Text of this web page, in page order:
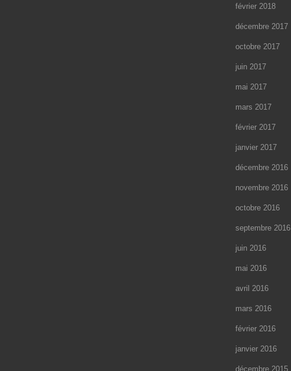
février 2018
décembre 2017
octobre 2017
juin 2017
mai 2017
mars 2017
février 2017
janvier 2017
décembre 2016
novembre 2016
octobre 2016
septembre 2016
juin 2016
mai 2016
avril 2016
mars 2016
février 2016
janvier 2016
décembre 2015